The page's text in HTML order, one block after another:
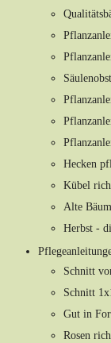
Hecken
Kübel
Alte
Herbst -
Schnitt
Schnitt
Gut in
Rosen